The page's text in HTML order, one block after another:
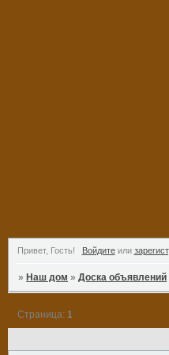
Привет, Гость! Войдитеили
»Наш дом »Доска объявлений
Страница: 1